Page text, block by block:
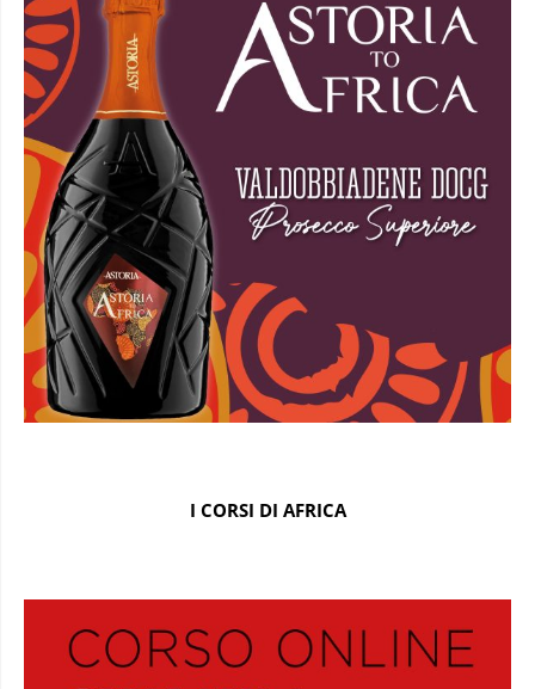
I CORSI DI AFRICA